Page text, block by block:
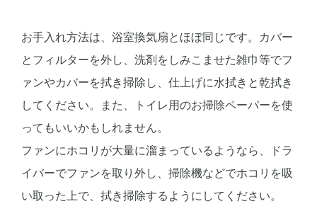
お手入れ方法は、浴室換気扇とほぼ同じです。カバー
とフィルターを外し、洗剤をしみこませた雑巾等でフ
ァンやカバーを拭き掃除し、仕上げに水拭きと乾拭き
してください。また、トイレ用のお掃除ペーパーを使
ってもいいかもしれません。
ファンにホコリが大量に溜まっているようなら、ドラ
イバーでファンを取り外し、掃除機などでホコリを吸
い取った上で、拭き掃除するようにしてください。